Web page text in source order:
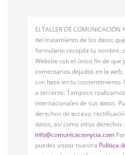
El TALLER DE
del tratamiento de los datos
formulario recopila tu nombre,
Website con el único fin de que
comentarios dejados en la
con base en tu consentimiento.
a terceros. Tampoco
internacionales de sus datos.
derechos de acceso,
datos, así como otros derechos
info@comunicacionycia.com
puedes visitar nuestra Política